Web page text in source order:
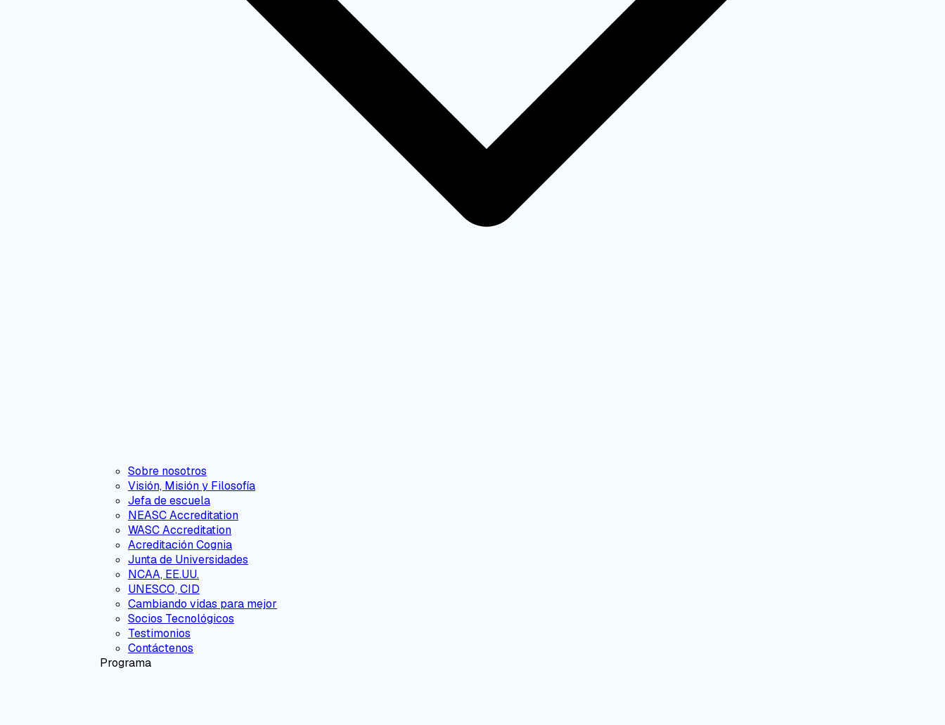
Sobre nosotros
Visión, Misión y Filosofía
Jefa de escuela
NEASC Accreditation
WASC Accreditation
Acreditación Cognia
Junta de Universidades
NCAA, EE.UU.
UNESCO, CID
Cambiando vidas para mejor
Socios Tecnológicos
Testimonios
Contáctenos
Programa